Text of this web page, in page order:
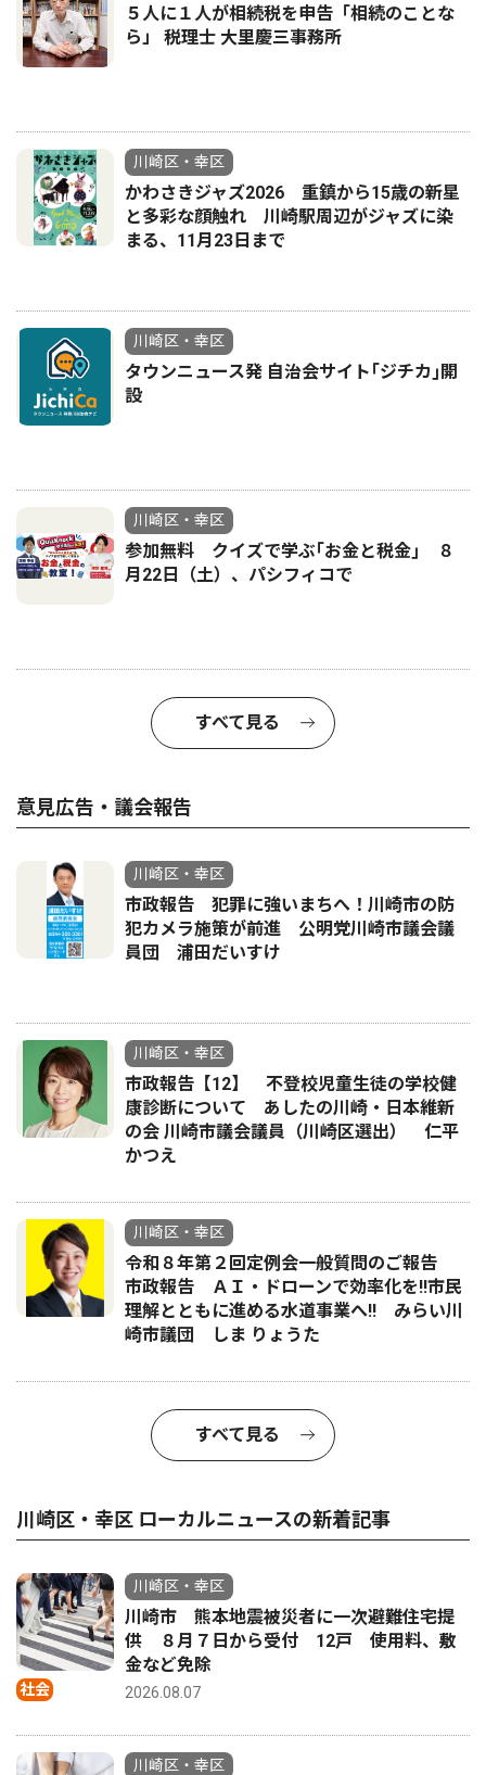
５人に１人が相続税を申告「相続のことな
ら」 税理士 大里慶三事務所
川崎区・幸区
かわさきジャズ2026 重鎮から15歳の新星
と多彩な顔触れ 川崎駅周辺がジャズに染
まる、11月23日まで
川崎区・幸区
タウンニュース発 自治会サイト｢ジチカ｣開
設
川崎区・幸区
参加無料 クイズで学ぶ｢お金と税金｣ ８
月22日（土）、パシフィコで
すべて見る
意見広告・議会報告
川崎区・幸区
市政報告 犯罪に強いまちへ！川崎市の防
犯カメラ施策が前進 公明党川崎市議会議
員団 浦田だいすけ
川崎区・幸区
市政報告【12】 不登校児童生徒の学校健
康診断について あしたの川崎・日本維新
の会 川崎市議会議員（川崎区選出） 仁平
かつえ
川崎区・幸区
令和８年第２回定例会一般質問のご報告
市政報告 ＡＩ・ドローンで効率化を!!市民
理解とともに進める水道事業へ!! みらい川
崎市議団 しま りょうた
すべて見る
川崎区・幸区 ローカルニュースの新着記事
社会
川崎区・幸区
川崎市 熊本地震被災者に一次避難住宅提
供 ８月７日から受付 12戸 使用料、敷
金など免除
2026.08.07
川崎区・幸区